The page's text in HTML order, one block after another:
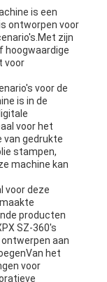
is een
ontworpen voor
zijn
hoogwaardige
voor
voor de
is in de
voor het
van gedrukte
stampen,
machine kan
voor deze
producten
SZ-360's
aan
het
voor